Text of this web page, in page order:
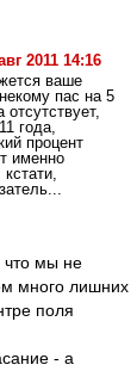
2011 14:16
ваше
пас на 5
года,
процент
именно
что мы не
много лишних
поля
- а